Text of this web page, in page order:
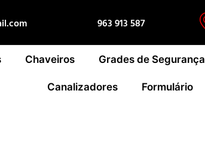
963 913 587
Chaveiros Grades de Segurança
Canalizadores Formulário